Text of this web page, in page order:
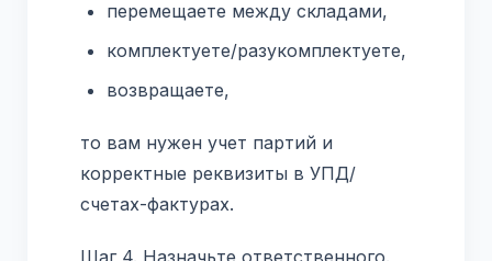
перемещаете между складами,
комплектуете/разукомплектуете,
возвращаете,
то вам нужен учет партий и
корректные реквизиты в УПД/
счетах-фактурах.